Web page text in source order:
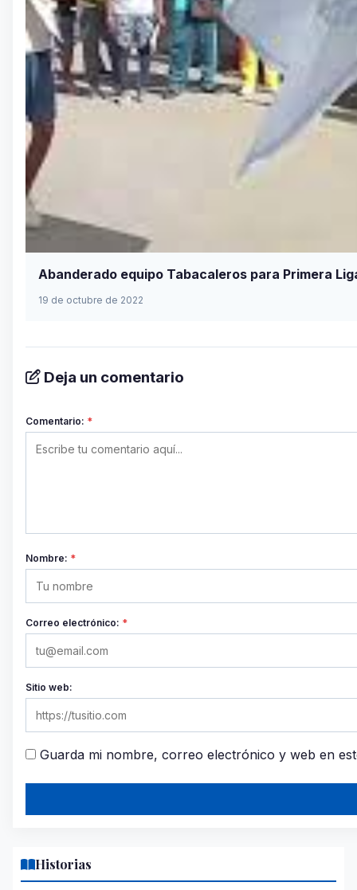
Abanderado equipo Tabacaleros para Primera
19 de octubre de 2022
Deja un comentario
Comentario: *
Nombre: *
Correo electrónico: *
Sitio web:
Guarda mi nombre, correo electrónico y web en
Historias